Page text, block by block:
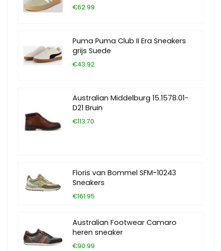
€62.99
Puma Puma Club II Era Sneakers
grijs Suede
€43.92
Australian Middelburg 15.1578.01-
D21 Bruin
€113.70
Floris van Bommel SFM-10243
Sneakers
€161.95
Australian Footwear Camaro
heren sneaker
€90.99